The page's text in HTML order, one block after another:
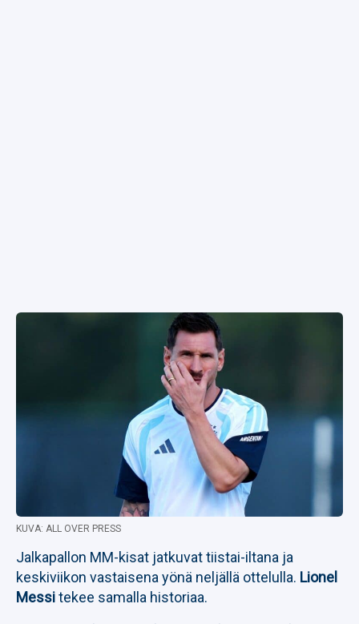
KUVA: ALL OVER PRESS
Jalkapallon MM-kisat jatkuvat tiistai-iltana ja
keskiviikon vastaisena yönä neljällä ottelulla. Lionel
Messitekee samalla historiaa.